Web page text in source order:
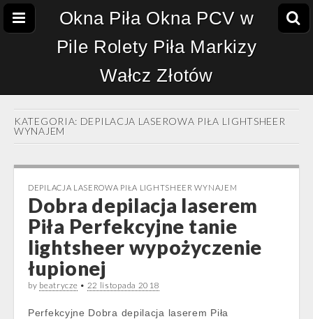
Okna Piła Okna PCV w
Pile Rolety Piła Markizy
Wałcz Złotów
KATEGORIA: DEPILACJA LASEROWA PIŁA LIGHTSHEER
WYNAJEM
DEPILACJA LASEROWA PIŁA LIGHTSHEER WYNAJEM
Dobra depilacja laserem
Piła Perfekcyjne tanie
lightsheer wypożyczenie
łupionej
by beatrycze • 22 listopada 2018
Perfekcyjne Dobra depilacja laserem Piła